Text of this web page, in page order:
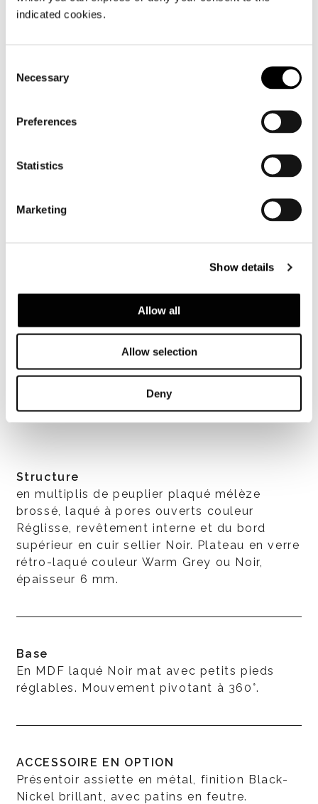
indicated cookies.
Selection
Necessary
Preferences
Statistics
Marketing
Show details
Allow all
Allow selection
Deny
Structure
en multiplis de peuplier plaqué mélèze
brossé, laqué à pores ouverts couleur
Réglisse, revêtement interne et du bord
supérieur en cuir sellier Noir. Plateau en verre
rétro-laqué couleur Warm Grey ou Noir,
épaisseur 6 mm.
Base
En MDF laqué Noir mat avec petits pieds
réglables. Mouvement pivotant à 360°.
ACCESSOIRE EN OPTION
Présentoir assiette en métal, finition Black-
Nickel brillant, avec patins en feutre.